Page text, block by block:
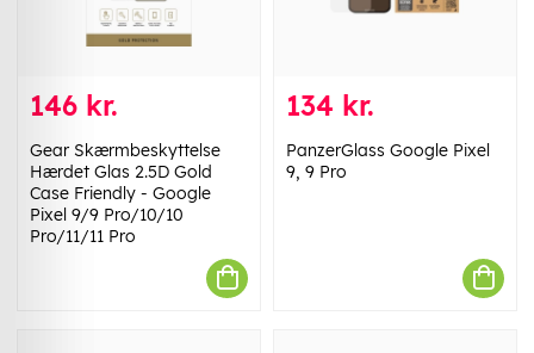
146 kr.
Gear Skærmbeskyttelse
Hærdet Glas 2.5D Gold
Case Friendly - Google
Pixel 9/9 Pro/10/10
Pro/11/11 Pro
134 kr.
PanzerGlass Google Pixel
9, 9 Pro